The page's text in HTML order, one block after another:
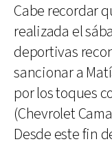
Cabe recordar
realizada el
deportivas
sancionar a
por los toques
(Chevrolet
Desde este fin